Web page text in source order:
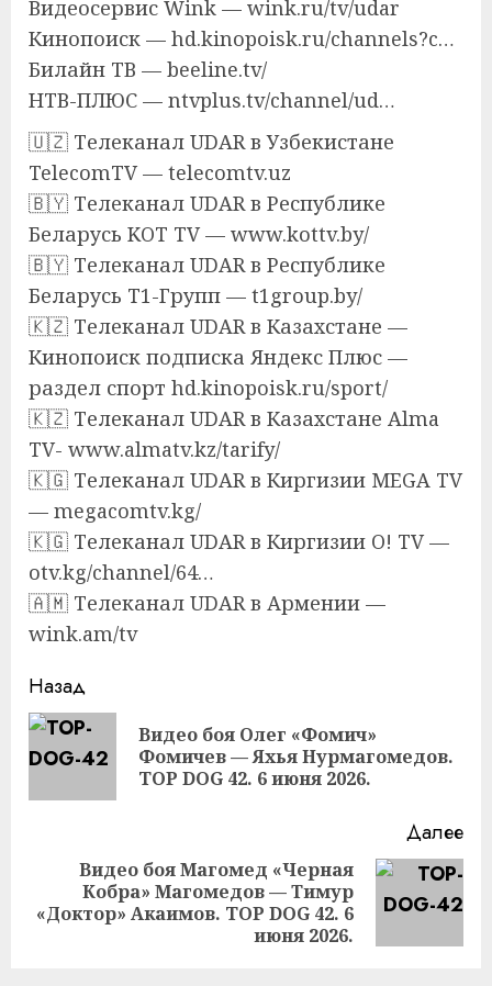
Видеосервис Wink — wink.ru/tv/udar
Кинопоиск — hd.kinopoisk.ru/channels?c…
Билайн ТВ — beeline.tv/
НТВ-ПЛЮС — ntvplus.tv/channel/ud…
🇺🇿 Телеканал UDAR в Узбекистане
TelecomTV — telecomtv.uz
🇧🇾 Телеканал UDAR в Республике
Беларусь KOT TV — www.kottv.by/
🇧🇾 Телеканал UDAR в Республике
Беларусь T1-Групп — t1group.by/
🇰🇿 Телеканал UDAR в Казахстане —
Кинопоиск подписка Яндекс Плюс —
раздел спорт hd.kinopoisk.ru/sport/
🇰🇿 Телеканал UDAR в Казахстане Alma
TV- www.almatv.kz/tarify/
🇰🇬 Телеканал UDAR в Киргизии MEGA TV
— megacomtv.kg/
🇰🇬 Телеканал UDAR в Киргизии O! TV —
otv.kg/channel/64…
🇦🇲 Телеканал UDAR в Армении —
wink.am/tv
Продолжить
чтение
Назад
Видео боя Олег «Фомич»
Фомичев — Яхья Нурмагомедов.
TOP DOG 42. 6 июня 2026.
Далее
Следующая
запись:
Видео боя Магомед «Черная
Кобра» Магомедов — Тимур
«Доктор» Акаимов. TOP DOG 42. 6
июня 2026.